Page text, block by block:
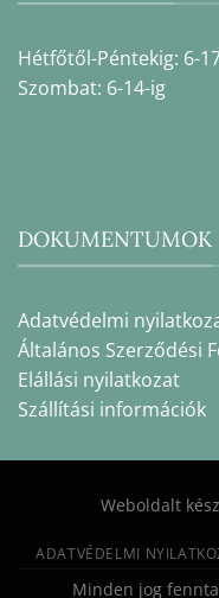
Hétfőtől-Péntekig: 6-
Szombat: 6-14-ig
DOKUMENTUMOK
Adatvédelmi
Általános Szerződési
Elállási nyilatkozat
Szállítási információk
Weboldalt
ADATVÉDELMI
Minden jog